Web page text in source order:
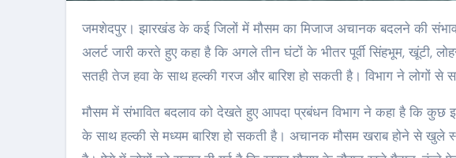
जमशेदपुर। झारखंड के कई जिलों में मौसम का मिजाज अचानक बदलने की संभावना जताई गई है। राज्य के आपदा प्रबंधन विभाग, रांची ने
अलर्ट जारी करते हुए कहा है कि अगले तीन घंटों के भीतर पूर्वी सिंहभूम, खूंटी,
सतही तेज हवा के साथ हल्की गरज और बारिश हो सकती है। विभाग ने लोगों
मौसम में संभावित बदलाव को देखते हुए आपदा प्रबंधन विभाग ने कहा है कि
के साथ हल्की से मध्यम बारिश हो सकती है। अचानक मौसम खराब होने से खुले